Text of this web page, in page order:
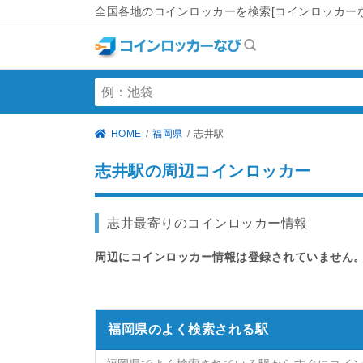
全国各地のコインロッカーを検索[コインロッカー
HOME 福岡県 志井駅
志井駅の周辺コインロッカー
志井最寄りのコインロッカー情報
周辺にコインロッカー情報は登録されていません
福岡県のよく検索される駅